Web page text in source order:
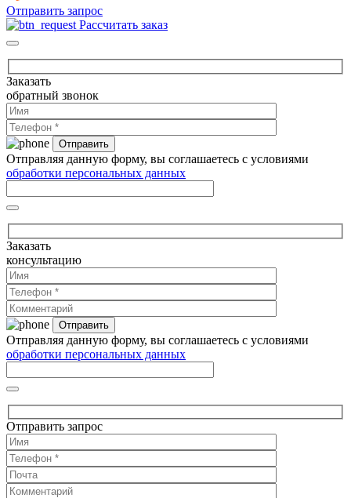
Отправить запрос
Рассчитать заказ
Заказать
обратный звонок
Отправляя данную форму, вы соглашаетесь с условиями
обработки персональных данных
Заказать
консультацию
Отправляя данную форму, вы соглашаетесь с условиями
обработки персональных данных
Отправить запрос